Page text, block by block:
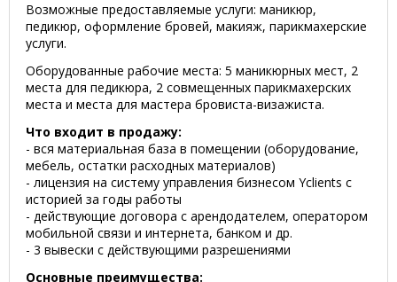
Возможные предоставляемые услуги: маникюр,
педикюр, оформление бровей, макияж, парикмахерские
услуги.
Оборудованные рабочие места: 5 маникюрных мест, 2
места для педикюра, 2 совмещенных парикмахерских
места и места для мастера бровиста-визажиста.
Что входит в продажу:
- вся материальная база в помещении (оборудование,
мебель, остатки расходных материалов)
- лицензия на систему управления бизнесом Yclients с
историей за годы работы
- действующие договора с арендодателем, оператором
мобильной связи и интернета, банком и др.
- 3 вывески с действующими разрешениями
Основные преимущества: